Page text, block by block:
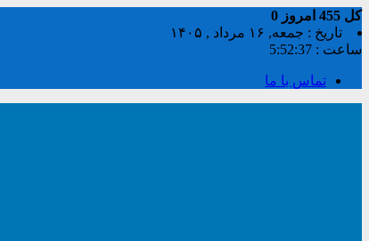
کل امروز 0
تاریخ : جمعه, ۱۶ مرداد , ۱۴۰۵
ساعت : 5:52:38
تماس با ما